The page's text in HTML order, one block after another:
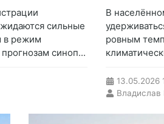
сильные
в режим
синоп...
В
ровным
13.05.2026
Владислав